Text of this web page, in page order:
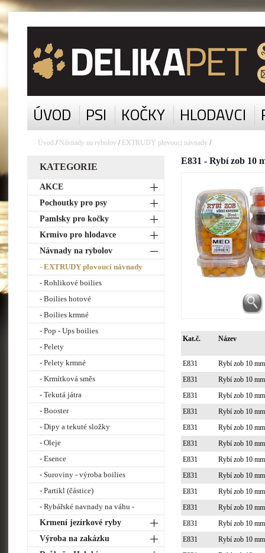
ÚVOD PSI KOČKY HLODAVCI
Úvod / Návnady na rybolov/ EXTRUDY plovoucí návnady /
KATEGORIE
AKCE
Pochoutky pro psy
Pamlsky pro kočky
Krmivo pro hlodavce
Návnady na rybolov
- EXTRUDY plovoucí návnady
- Rohlikové boilies
- Boilies hotové
- Boilies krmné
- Pop - Ups boilies
- Pelety
- Pelety krmné
- Krmítková směs
- Tekutá játra
- Booster
- Dipy a tekuté složky
- Oleje
- Esence
- Suroviny - výroba boilies
- Partikl (částice)
- Rybářské navnady na váhu -
Krmení jezírkové ryby
Výroba na zakázku
E831 - Rybí zob 10
Kat.č. Název
E831
Rybí zob 10
E831
Rybí zob 10
E831
Rybí zob 10
E831
Rybí zob 10
E831
Rybí zob 10
E831
Rybí zob 10
E831
Rybí zob 10
E831
Rybí zob 10
E831
Rybí zob 10
E831
Rybí zob 10
E831
Rybí zob 10
E831
Rybí zob 10